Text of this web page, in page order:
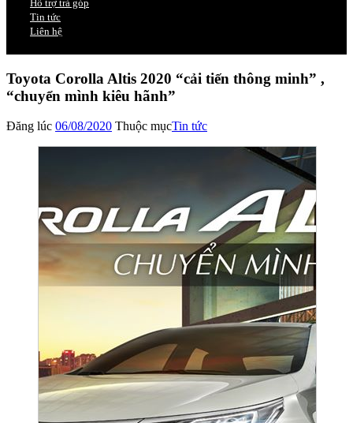
Hỗ trợ trả góp
Tin tức
Liên hệ
Toyota Corolla Altis 2020 “cải tiến thông minh” ,
“chuyển mình kiêu hãnh”
Đăng lúc 06/08/2020 Thuộc mụcTin tức